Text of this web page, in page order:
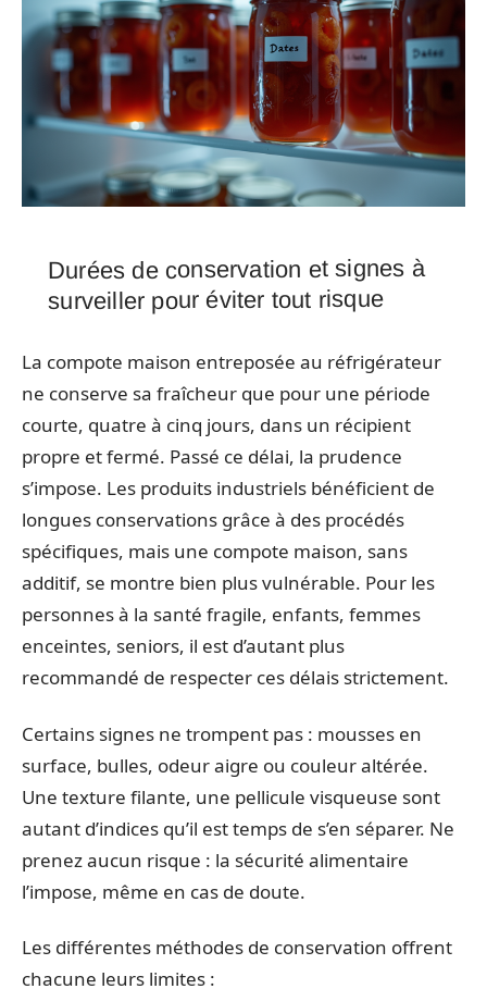
Durées de conservation et signes à
surveiller pour éviter tout risque
La compote maison entreposée au réfrigérateur
ne conserve sa fraîcheur que pour une période
courte, quatre à cinq jours, dans un récipient
propre et fermé. Passé ce délai, la prudence
s’impose. Les produits industriels bénéficient de
longues conservations grâce à des procédés
spécifiques, mais une compote maison, sans
additif, se montre bien plus vulnérable. Pour les
personnes à la santé fragile, enfants, femmes
enceintes, seniors, il est d’autant plus
recommandé de respecter ces délais strictement.
Certains signes ne trompent pas : mousses en
surface, bulles, odeur aigre ou couleur altérée.
Une texture filante, une pellicule visqueuse sont
autant d’indices qu’il est temps de s’en séparer. Ne
prenez aucun risque : la sécurité alimentaire
l’impose, même en cas de doute.
Les différentes méthodes de conservation offrent
chacune leurs limites :